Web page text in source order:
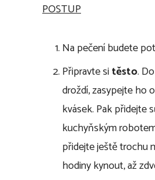
POSTUP
Na pečení budete
Připravte sitěsto.
droždí, zasypejte ho
kvásek. Pak přidejte
kuchyňským
přidejte ještě trochu
hodiny kynout, až